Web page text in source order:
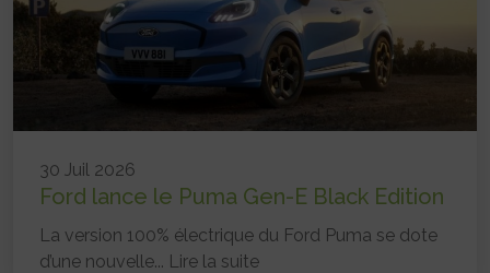
30 Juil 2026
Ford lance le Puma Gen-E Black Edition
La version 100% électrique du Ford Puma se dote
d’une nouvelle... Lire la suite